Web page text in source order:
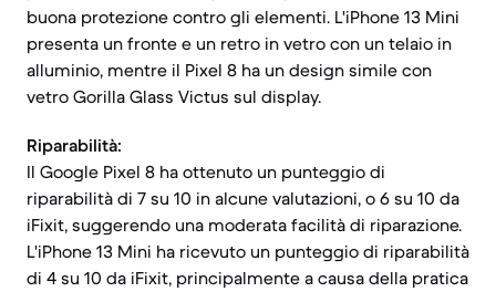
buona protezione contro gli elementi. L'iPhone 13 Mini
presenta un fronte e un retro in vetro con un telaio in
alluminio, mentre il Pixel 8 ha un design simile con
vetro Gorilla Glass Victus sul display.
Riparabilità:
Il Google Pixel 8 ha ottenuto un punteggio di
riparabilità di 7 su 10 in alcune valutazioni, o 6 su 10 da
iFixit, suggerendo una moderata facilità di riparazione.
L'iPhone 13 Mini ha ricevuto un punteggio di riparabilità
di 4 su 10 da iFixit, principalmente a causa della pratica